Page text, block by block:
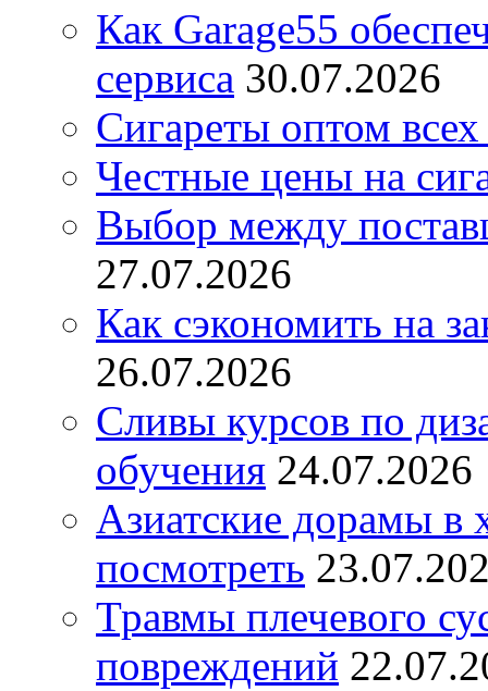
Как Garage55
сервиса 30.07.2026
Сигареты оптом
Честные цены на
Выбор между
27.07.2026
Как сэкономить на
26.07.2026
Сливы курсов по
обучения 24.07.2026
Азиатские дорамы в
посмотреть
Травмы плечевого
повреждений